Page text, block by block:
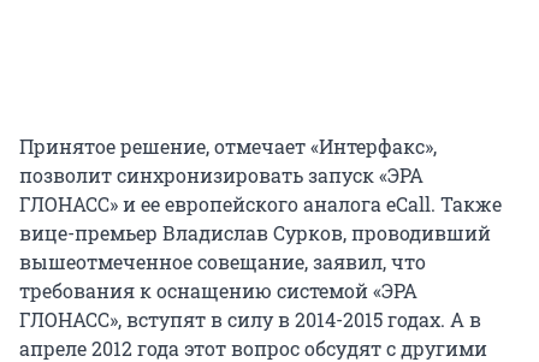
Принятое решение, отмечает «Интерфакс»,
позволит синхронизировать запуск «ЭРА
ГЛОНАСС» и ее европейского аналога eCall. Также
вице-премьер Владислав Сурков, проводивший
вышеотмеченное совещание, заявил, что
требования к оснащению системой «ЭРА
ГЛОНАСС», вступят в силу в 2014-2015 годах. А в
апреле 2012 года этот вопрос обсудят с другими